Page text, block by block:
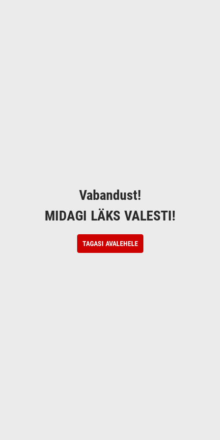
Vabandust!
MIDAGI LÄKS VALESTI!
TAGASI AVALEHELE